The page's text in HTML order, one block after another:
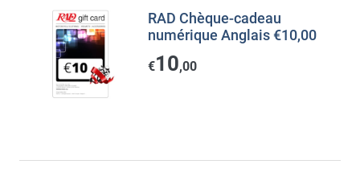
RAD Chèque-cadeau
numérique Anglais €10,00
€10,00